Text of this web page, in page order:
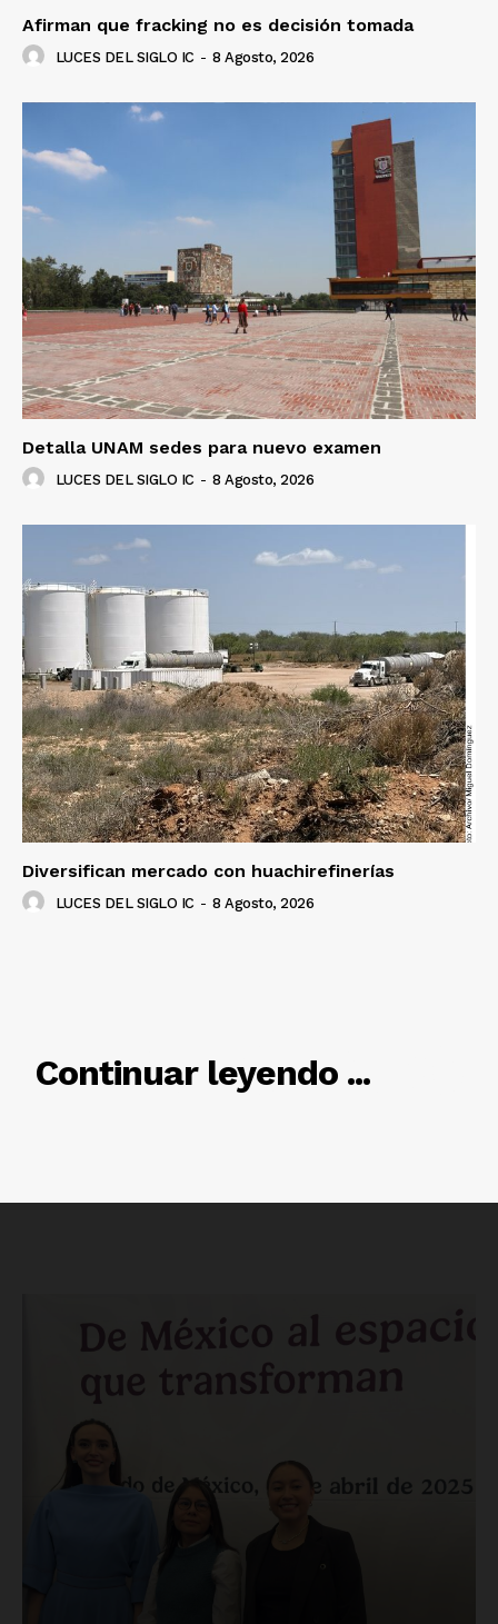
Del Siglo
Afirman que fracking no es decisión tomada
LUCES DEL SIGLO IC - 8 Agosto, 2026
Detalla UNAM sedes para nuevo examen
LUCES DEL SIGLO IC - 8 Agosto, 2026
Diversifican mercado con huachirefinerías
LUCES DEL SIGLO IC - 8 Agosto, 2026
Continuar leyendo ...
RELACIONADO